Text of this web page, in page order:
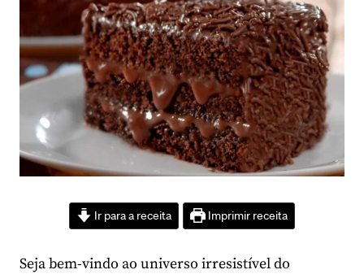
Ir para a receita Imprimir receita
Seja bem-vindo ao universo irresistível do